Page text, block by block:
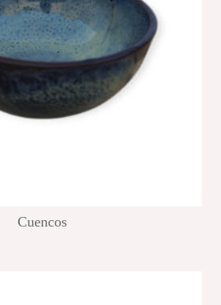
Cuencos